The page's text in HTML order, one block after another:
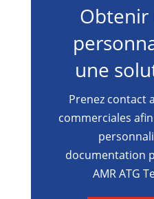
Obtenir
une
Prenez contact
commerciales
documentation
AMR ATG